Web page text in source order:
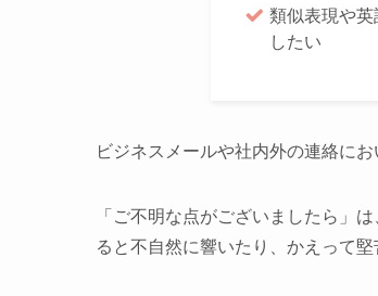
類似表現や
したい
ビジネスメールや社内外の連絡に
「ご不明な点がございましたら」
ると不自然に響いたり、かえって